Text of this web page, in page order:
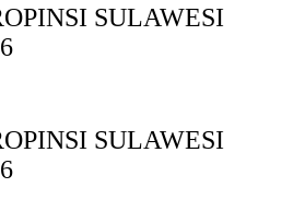
SULAWESI
SULAWESI